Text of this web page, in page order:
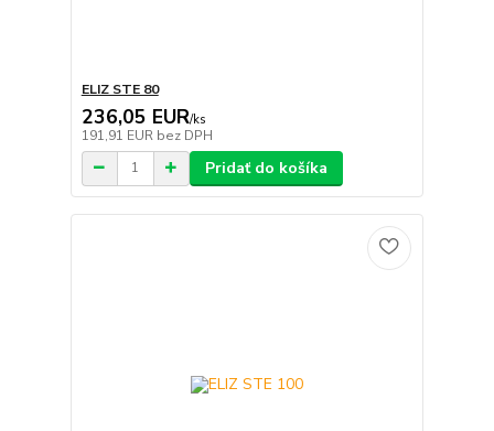
ELIZ STE 80
236,05 EUR/ks
191,91 EUR bez DPH
Pridať do košíka